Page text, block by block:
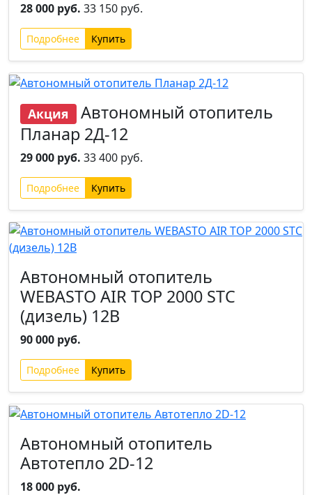
28 000 руб. 33 150 руб.
Подробнее
Акция Автономный отопитель
Планар 2Д-12
29 000 руб. 33 400 руб.
Подробнее
Автономный отопитель
WEBASTO AIR TOP 2000 STC
(дизель) 12В
90 000 руб.
Подробнее
Автономный отопитель
Автотепло 2D-12
18 000 руб.